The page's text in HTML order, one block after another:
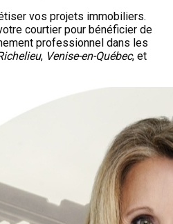
vos projets immobiliers.
courtier pour bénéficier de
professionnel dans les
, Venise-en-Québec, et